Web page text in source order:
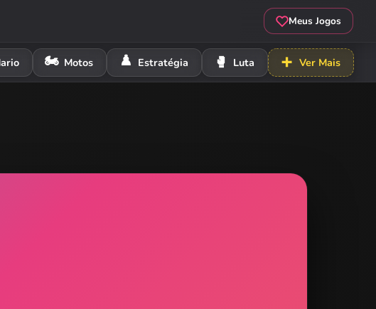
Meus Jogos
🏍️ Motos ♟️ Estratégia 🥊 Luta ➕ Ver Mais